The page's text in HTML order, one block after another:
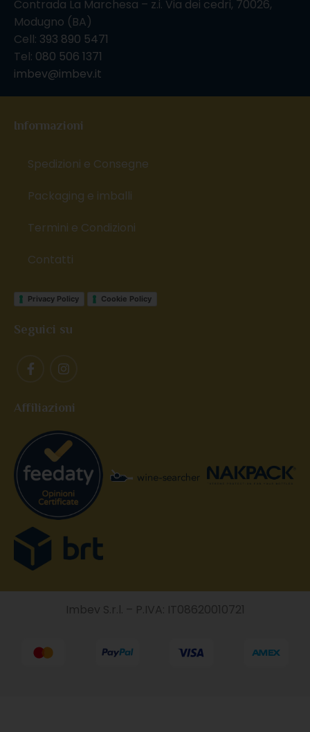
Contrada La Marchesa – z.i. Via dei cedri, 70026,
Modugno (BA)
Cell: 393 890 5471
Tel: 080 506 1371
imbev@imbev.it
Informazioni
Spedizioni e Consegne
Packaging e imballi
Termini e Condizioni
Contatti
Privacy Policy Cookie Policy
Seguici su
Affiliazioni
Imbev S.r.l. – P.IVA: IT08620010721